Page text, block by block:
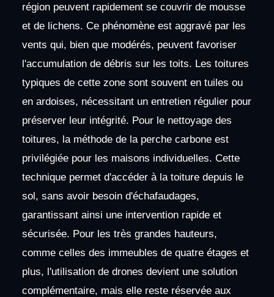
région peuvent rapidement se couvrir de mousse
et de lichens. Ce phénomène est aggravé par les
vents qui, bien que modérés, peuvent favoriser
l'accumulation de débris sur les toits. Les toitures
typiques de cette zone sont souvent en tuiles ou
en ardoises, nécessitant un entretien régulier pour
préserver leur intégrité. Pour le nettoyage des
toitures, la méthode de la perche carbone est
privilégiée pour les maisons individuelles. Cette
technique permet d'accéder à la toiture depuis le
sol, sans avoir besoin d'échafaudages,
garantissant ainsi une intervention rapide et
sécurisée. Pour les très grandes hauteurs,
comme celles des immeubles de quatre étages et
plus, l'utilisation de drones devient une solution
complémentaire, mais elle reste réservée aux